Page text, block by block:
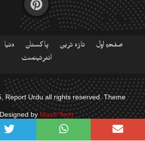
صفحہ اول تازہ ترین پاکستان دنیا
انٹرٹینمنٹ
Report Urdu all rights reserved. Theme
Designed by Maati Tech